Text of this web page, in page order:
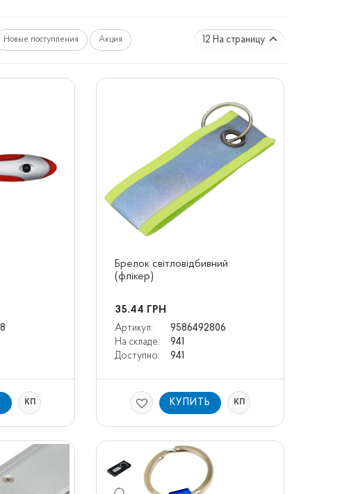
Новые поступления Акция 12 На страницу
КП
Брелок світловідбивний
(флікер)
35.44 ГРН
Артикул:
9586492806
На складе:
941
Доступно:
941
КУПИТЬ КП